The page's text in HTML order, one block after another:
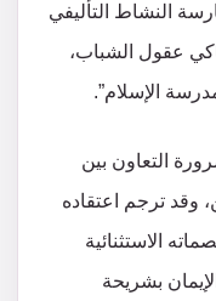
النشاط التأليفي
عقول الشباب،
الإسلام”.
التعاون بين
وقد ترجم اعتقاده
الاستثنائية
بشريحة